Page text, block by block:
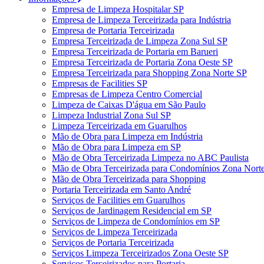
Empresa de Limpeza Hospitalar SP
Empresa de Limpeza Terceirizada para Indústria
Empresa de Portaria Terceirizada
Empresa Terceirizada de Limpeza Zona Sul SP
Empresa Terceirizada de Portaria em Barueri
Empresa Terceirizada de Portaria Zona Oeste SP
Empresa Terceirizada para Shopping Zona Norte SP
Empresas de Facilities SP
Empresas de Limpeza Centro Comercial
Limpeza de Caixas D'água em São Paulo
Limpeza Industrial Zona Sul SP
Limpeza Terceirizada em Guarulhos
Mão de Obra para Limpeza em Indústria
Mão de Obra para Limpeza em SP
Mão de Obra Terceirizada Limpeza no ABC Paulista
Mão de Obra Terceirizada para Condomínios Zona
Mão de Obra Terceirizada para Shopping
Portaria Terceirizada em Santo André
Serviços de Facilities em Guarulhos
Serviços de Jardinagem Residencial em SP
Serviços de Limpeza de Condomínios em SP
Serviços de Limpeza Terceirizada
Serviços de Portaria Terceirizada
Serviços Limpeza Terceirizados Zona Oeste SP